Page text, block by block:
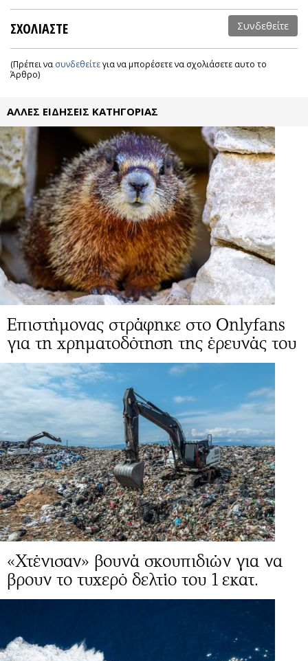
ΣΧΟΛΙΑΣΤΕ Συνδεθείτε
(Πρέπει να συνδεθείτεγια να μπορέσετε να σχολιάσετε αυτο το
Άρθρο)
ΑΛΛΕΣ ΕΙΔΗΣΕΙΣ ΚΑΤΗΓΟΡΙΑΣ
Επιστήμονας στράφηκε στο Onlyfans
για τη χρηματοδότηση της έρευνάς του
«Χτένισαν» βουνά σκουπιδιών για να
βρουν το τυχερό δελτίο του 1 εκατ.